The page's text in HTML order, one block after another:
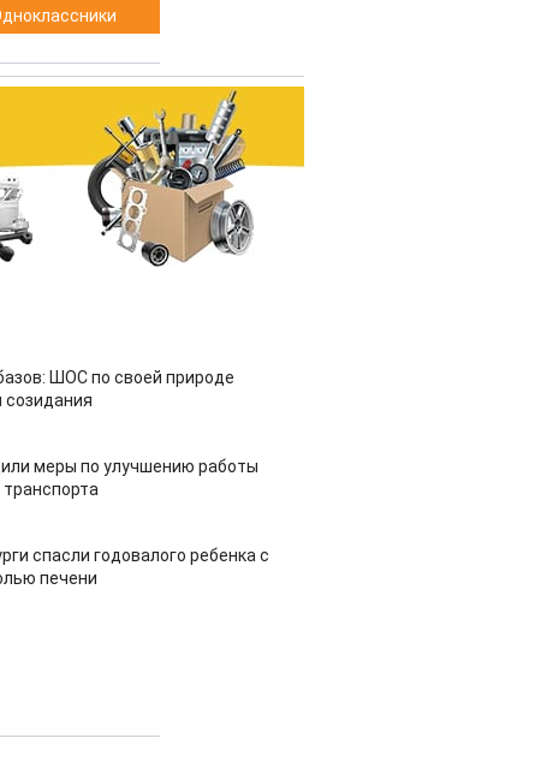
ШОС по своей природе
созидания
меры по улучшению работы
спасли годовалого ребенка с
печени